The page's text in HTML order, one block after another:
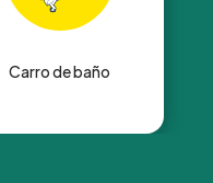
Carro de baño